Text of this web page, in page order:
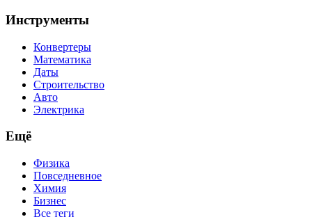
Инструменты
Конвертеры
Математика
Даты
Строительство
Авто
Электрика
Ещё
Физика
Повседневное
Химия
Бизнес
Все теги